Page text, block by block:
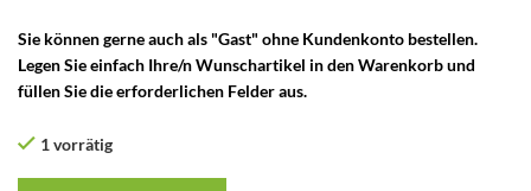
Sie können gerne auch als "Gast" ohne Kundenkonto bestellen.
Legen Sie einfach Ihre/n Wunschartikel in den Warenkorb und
füllen Sie die erforderlichen Felder aus.
1 vorrätig